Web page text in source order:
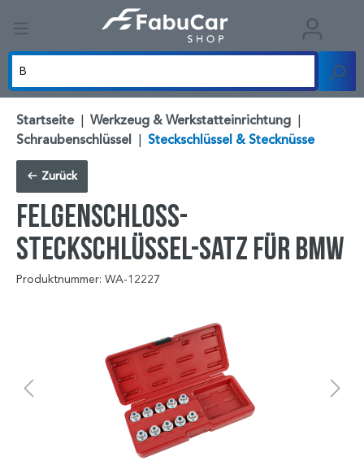
Startseite | Werkzeug & Werkstatteinrichtung |
Schraubenschlüssel | Steckschlüssel & Stecknüsse
Zurück
Felgenschloss-
Steckschlüssel-Satz für BMW
Produktnummer: WA-12227